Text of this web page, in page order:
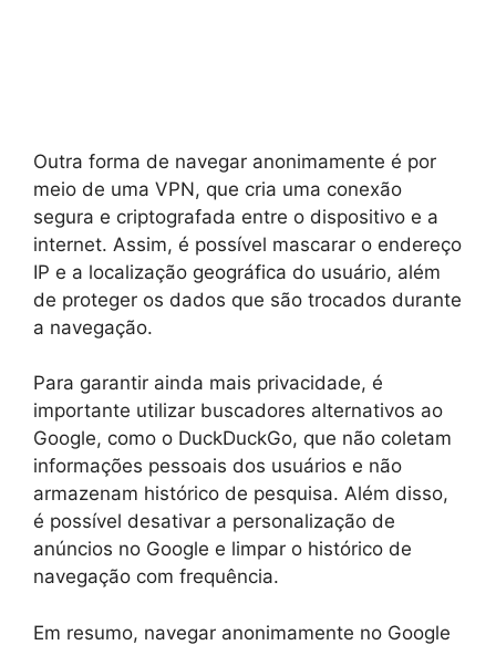
Outra forma de navegar anonimamente é por
meio de uma VPN, que cria uma conexão
segura e criptografada entre o dispositivo e a
internet. Assim, é possível mascarar o endereço
IP e a localização geográfica do usuário, além
de proteger os dados que são trocados durante
a navegação.
Para garantir ainda mais privacidade, é
importante utilizar buscadores alternativos ao
Google, como o DuckDuckGo, que não coletam
informações pessoais dos usuários e não
armazenam histórico de pesquisa. Além disso,
é possível desativar a personalização de
anúncios no Google e limpar o histórico de
navegação com frequência.
Em resumo, navegar anonimamente no Google